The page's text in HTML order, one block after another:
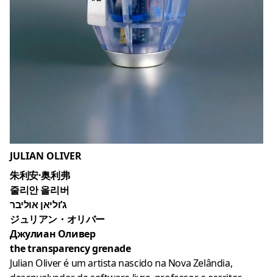
JULIAN OLIVER
朱利安·奥利弗
줄리안 올리버
ג’וליאן אוליבר
ジュリアン・オリバー
Джулиан Оливер
the transparency grenade
Julian Oliver é um artista nascido na Nova Zelândia,